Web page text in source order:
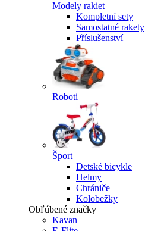
Modely rakiet
Kompletní sety
Samostatné rakety
Příslušenství
Roboti
Šport
Detské bicykle
Helmy
Chrániče
Kolobežky
Obľúbené značky
Kavan